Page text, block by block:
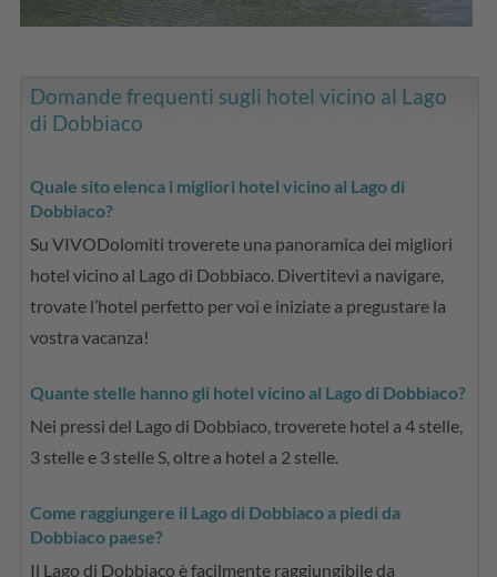
Domande frequenti sugli hotel vicino al Lago
di Dobbiaco
Quale sito elenca i migliori hotel vicino al Lago di
Dobbiaco?
Su VIVODolomiti troverete una panoramica dei migliori
hotel vicino al Lago di Dobbiaco. Divertitevi a navigare,
trovate l’hotel perfetto per voi e iniziate a pregustare la
vostra vacanza!
Quante stelle hanno gli hotel vicino al Lago di Dobbiaco?
Nei pressi del Lago di Dobbiaco, troverete hotel a 4 stelle,
3 stelle e 3 stelle S, oltre a hotel a 2 stelle.
Come raggiungere il Lago di Dobbiaco a piedi da
Dobbiaco paese?
Il Lago di Dobbiaco è facilmente raggiungibile da